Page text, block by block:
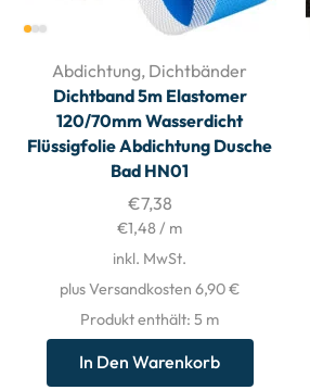
Abdichtung, Dichtbänder
Dichtband 5m Elastomer
120/70mm Wasserdicht
Flüssigfolie Abdichtung Dusche
Bad HN01
€7,38
€1,48/ m
inkl. MwSt.
plus Versandkosten 6,90 €
Produkt enthält: 5 m
In Den Warenkorb